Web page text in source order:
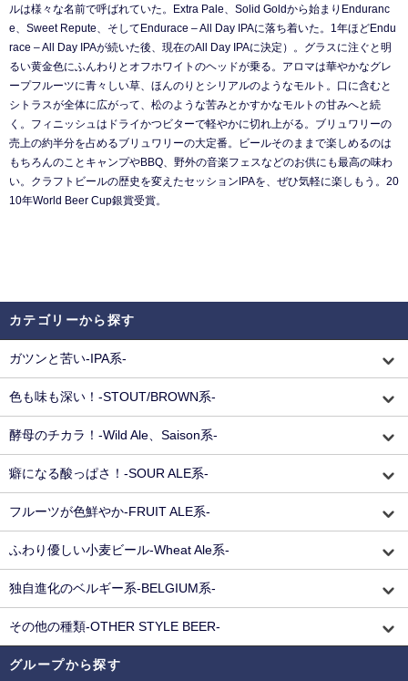
ルは様々な名前で呼ばれていた。Extra Pale、Solid Goldから始まりEnduranc
e、Sweet Repute、そしてEndurace – All Day IPAに落ち着いた。1年ほどEndu
race – All Day IPAが続いた後、現在のAll Day IPAに決定）。グラスに注ぐと明
るい黄金色にふんわりとオフホワイトのヘッドが乗る。アロマは華やかなグレ
ープフルーツに青々しい草、ほんのりとシリアルのようなモルト。口に含むと
シトラスが全体に広がって、松のような苦みとかすかなモルトの甘みへと続
く。フィニッシュはドライかつビターで軽やかに切れ上がる。ブリュワリーの
売上の約半分を占めるブリュワリーの大定番。ビールそのままで楽しめるのは
もちろんのことキャンプやBBQ、野外の音楽フェスなどのお供にも最高の味わ
い。クラフトビールの歴史を変えたセッションIPAを、ぜひ気軽に楽しもう。20
10年World Beer Cup銀賞受賞。
カテゴリーから探す
ガツンと苦い-IPA系-
色も味も深い！-STOUT/BROWN系-
酵母のチカラ！-Wild Ale、Saison系-
癖になる酸っぱさ！-SOUR ALE系-
フルーツが色鮮やか-FRUIT ALE系-
ふわり優しい小麦ビール-Wheat Ale系-
独自進化のベルギー系-BELGIUM系-
その他の種類-OTHER STYLE BEER-
グループから探す